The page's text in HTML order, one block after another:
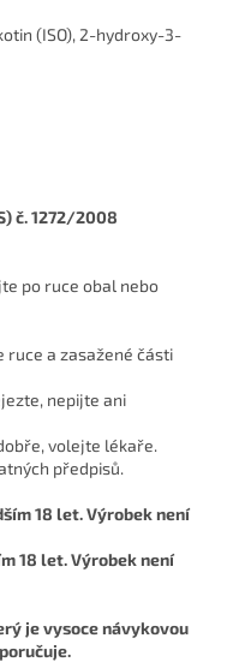
(ISO), 2-hydroxy-3-
č. 1272/2008
po ruce obal nebo
ruce a zasažené části
nepijte ani
volejte lékaře.
předpisů.
18 let. Výrobek není
je vysoce návykovou